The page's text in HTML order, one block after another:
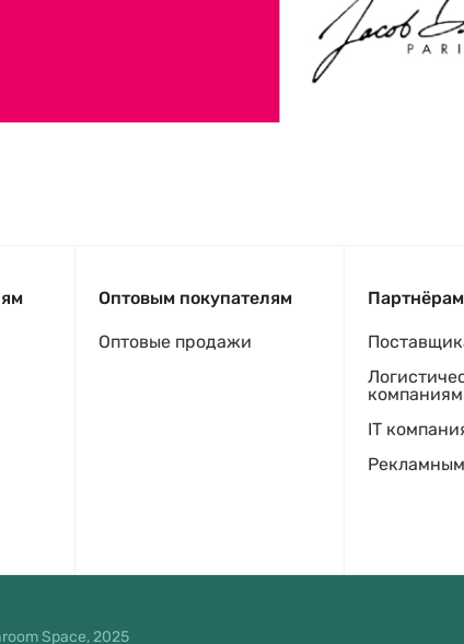
Оптовым покупателям
Оптовые продажи
Партнёрам
компаниям
IT
Space, 2025